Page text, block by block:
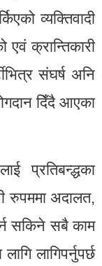
व्यक्तिवादी
एवं क्रान्तिकारी
संघर्ष अनि
दिँदै आएका
प्रतिबन्द्धका
रुपममा अदालत,
सकिने सबै काम
लागिपर्नुपर्छ